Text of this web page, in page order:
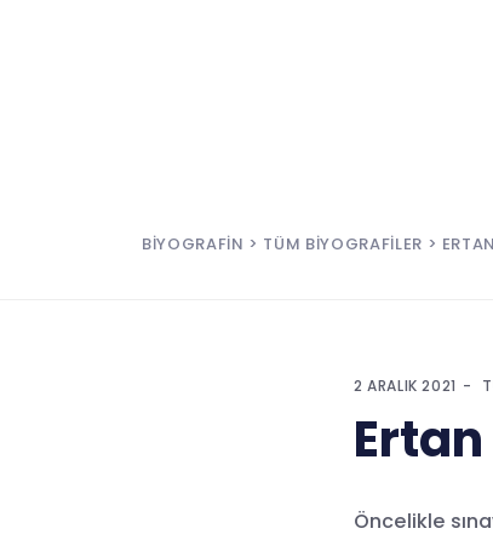
BIYOGRAFIN > TÜM BIYOGRAFILER >
2 ARALIK 2021
Öncelikle